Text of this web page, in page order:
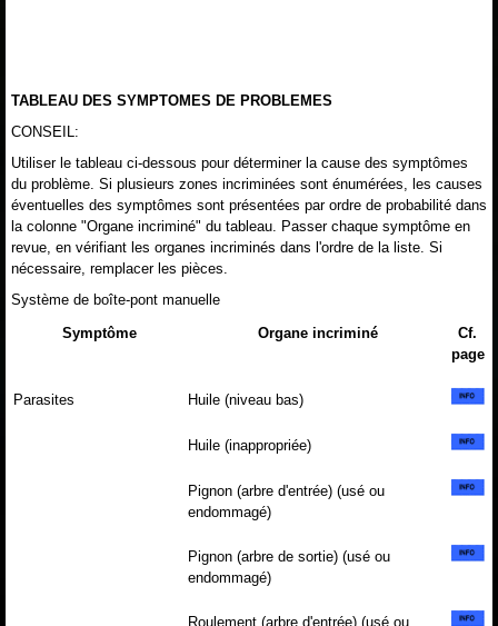
TABLEAU DES SYMPTOMES DE PROBLEMES
CONSEIL:
Utiliser le tableau ci-dessous pour déterminer la cause des symptômes
du problème. Si plusieurs zones incriminées sont énumérées, les causes
éventuelles des symptômes sont présentées par ordre de probabilité dans
la colonne "Organe incriminé" du tableau. Passer chaque symptôme en
revue, en vérifiant les organes incriminés dans l'ordre de la liste. Si
nécessaire, remplacer les pièces.
Système de boîte-pont manuelle
Symptôme
Organe incriminé
Cf.
page
Parasites Huile (niveau bas)
Huile (inappropriée)
Pignon (arbre d'entrée) (usé ou
endommagé)
Pignon (arbre de sortie) (usé ou
endommagé)
Roulement (arbre d'entrée) (usé ou